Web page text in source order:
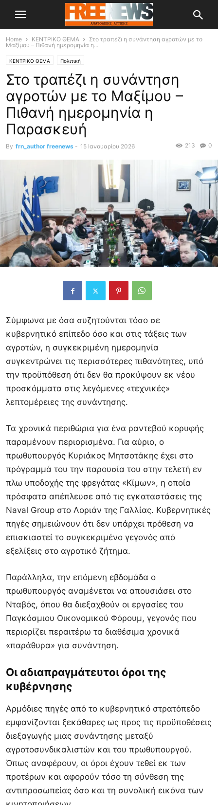
Home ΚΕΝΤΡΙΚΟ ΘΕΜΑ
Στο τραπέζι η συνάντηση αγροτών με το
Μαξίμου – Πιθανή ημερομηνία η...
ΚΕΝΤΡΙΚΟ ΘΕΜΑ Πολιτική
Στο τραπέζι η συνάντηση
αγροτών με το Μαξίμου –
Πιθανή ημερομηνία η
Παρασκευή
By frn_author freenews - 15 Ιανουαρίου 2026 0
213
Σύμφωνα με όσα συζητούνται τόσο σε
κυβερνητικό επίπεδο όσο και στις τάξεις των
αγροτών, η συγκεκριμένη ημερομηνία
συγκεντρώνει τις περισσότερες πιθανότητες, υπό
την προϋπόθεση ότι δεν θα προκύψουν εκ νέου
προσκόμματα στις λεγόμενες «τεχνικές»
λεπτομέρειες της συνάντησης.
Τα χρονικά περιθώρια για ένα ραντεβού κορυφής
παραμένουν περιορισμένα. Για αύριο, ο
πρωθυπουργός Κυριάκος Μητσοτάκης έχει στο
πρόγραμμά του την παρουσία του στην τελετή εν
πλω υποδοχής της φρεγάτας «Κίμων», η οποία
πρόσφατα απέπλευσε από τις εγκαταστάσεις της
Naval Group στο Λοριάν της Γαλλίας. Κυβερνητικές
πηγές σημειώνουν ότι δεν υπάρχει πρόθεση να
επισκιαστεί το συγκεκριμένο γεγονός από
εξελίξεις στο αγροτικό ζήτημα.
Παράλληλα, την επόμενη εβδομάδα ο
πρωθυπουργός αναμένεται να απουσιάσει στο
Νταβός, όπου θα διεξαχθούν οι εργασίες του
Παγκόσμιου Οικονομικού Φόρουμ, γεγονός που
περιορίζει περαιτέρω τα διαθέσιμα χρονικά
«παράθυρα» για συνάντηση.
Οι αδιαπραγμάτευτοι όροι της
κυβέρνησης
Αρμόδιες πηγές από το κυβερνητικό στρατόπεδο
εμφανίζονται ξεκάθαρες ως προς τις προϋποθέσεις
διεξαγωγής μιας συνάντησης μεταξύ
αγροτοσυνδικαλιστών και του πρωθυπουργού.
Όπως αναφέρουν, οι όροι έχουν τεθεί εκ των
προτέρων και αφορούν τόσο τη σύνθεση της
αντιπροσωπείας όσο και τη συνολική εικόνα των